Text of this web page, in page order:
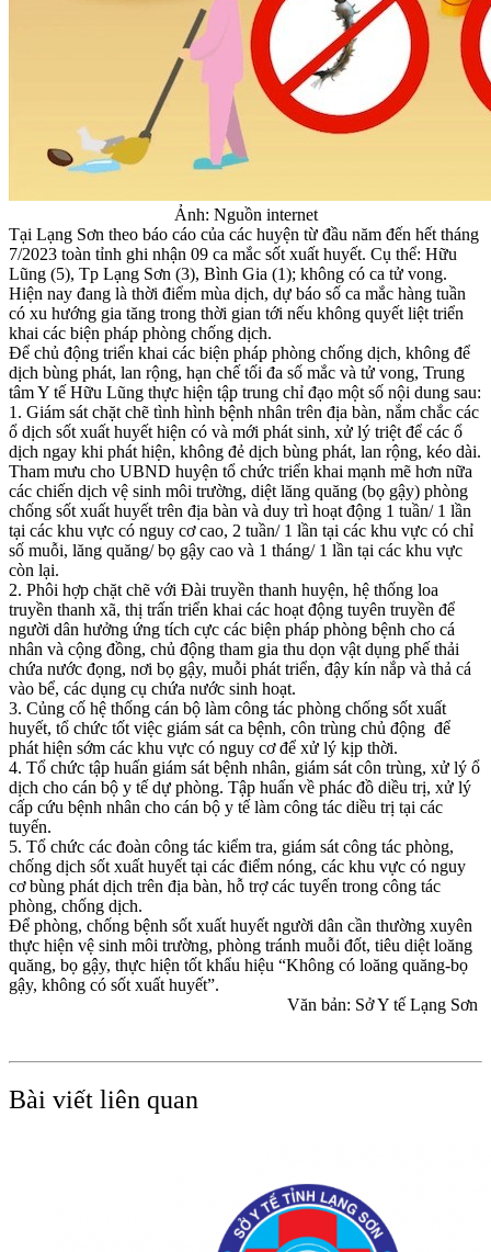
Ảnh: Nguồn internet
Tại Lạng Sơn theo báo cáo của các huyện từ đầu năm đến hết tháng
7/2023 toàn tỉnh ghi nhận 09 ca mắc sốt xuất huyết. Cụ thể: Hữu
Lũng (5), Tp Lạng Sơn (3), Bình Gia (1); không có ca tử vong.
Hiện nay đang là thời điểm mùa dịch, dự báo số ca mắc hàng tuần
có xu hướng gia tăng trong thời gian tới nếu không quyết liệt triển
khai các biện pháp phòng chống dịch.
Để chủ động triển khai các biện pháp phòng chống dịch, không để
dịch bùng phát, lan rộng, hạn chế tối đa số mắc và tử vong, Trung
tâm Y tế Hữu Lũng thực hiện tập trung chỉ đạo một số nội dung sau:
1. Giám sát chặt chẽ tình hình bệnh nhân trên địa bàn, nắm chắc các
ổ dịch sốt xuất huyết hiện có và mới phát sinh, xử lý triệt để các ổ
dịch ngay khi phát hiện, không đẻ dịch bùng phát, lan rộng, kéo dài.
Tham mưu cho UBND huyện tổ chức triển khai mạnh mẽ hơn nữa
các chiến dịch vệ sinh môi trường, diệt lăng quăng (bọ gậy) phòng
chống sốt xuất huyết trên địa bàn và duy trì hoạt động 1 tuần/ 1 lần
tại các khu vực có nguy cơ cao, 2 tuần/ 1 lần tại các khu vực có chỉ
số muỗi, lăng quăng/ bọ gậy cao và 1 tháng/ 1 lần tại các khu vực
còn lại.
2. Phôi hợp chặt chẽ với Đài truyền thanh huyện, hệ thống loa
truyền thanh xã, thị trấn triển khai các hoạt động tuyên truyền để
người dân hưởng ứng tích cực các biện pháp phòng bệnh cho cá
nhân và cộng đồng, chủ động tham gia thu dọn vật dụng phế thải
chứa nước đọng, nơi bọ gậy, muỗi phát triển, đậy kín nắp và thả cá
vào bể, các dụng cụ chứa nước sinh hoạt.
3. Củng cố hệ thống cán bộ làm công tác phòng chống sốt xuất
huyết, tổ chức tốt việc giám sát ca bệnh, côn trùng chủ động để
phát hiện sớm các khu vực có nguy cơ để xử lý kịp thời.
4. Tổ chức tập huấn giám sát bệnh nhân, giám sát côn trùng, xử lý ổ
dịch cho cán bộ y tế dự phòng. Tập huấn về phác đồ diều trị, xử lý
cấp cứu bệnh nhân cho cán bộ y tế làm công tác diều trị tại các
tuyến.
5. Tổ chức các đoàn công tác kiểm tra, giám sát công tác phòng,
chống dịch sốt xuất huyết tại các điểm nóng, các khu vực có nguy
cơ bùng phát dịch trên địa bàn, hỗ trợ các tuyến trong công tác
phòng, chống dịch.
Để phòng, chống bệnh sốt xuất huyết người dân cần thường xuyên
thực hiện vệ sinh môi trường, phòng tránh muỗi đốt, tiêu diệt loăng
quăng, bọ gậy, thực hiện tốt khẩu hiệu “Không có loăng quăng-bọ
gậy, không có sốt xuất huyết”.
Văn bản: Sở Y tế Lạng Sơn
Bài viết liên quan